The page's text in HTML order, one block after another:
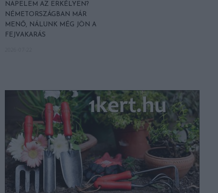
NAPELEM AZ ERKÉLYEN?
NÉMETORSZÁGBAN MÁR
MENŐ, NÁLUNK MÉG JÖN A
FEJVAKARÁS